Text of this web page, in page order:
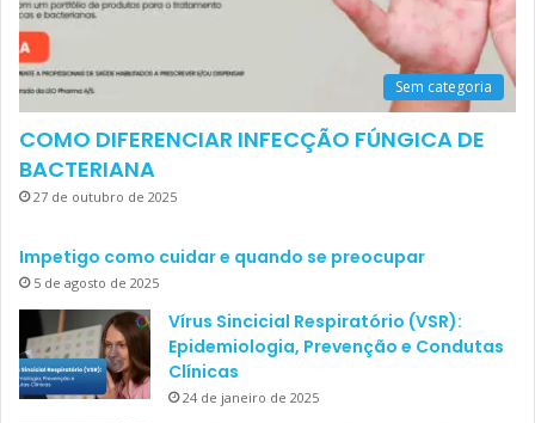
Sem categoria
COMO DIFERENCIAR INFECÇÃO FÚNGICA DE
BACTERIANA
27 de outubro de 2025
Impetigo como cuidar e quando se preocupar
5 de agosto de 2025
Vírus Sincicial Respiratório (VSR):
Epidemiologia, Prevenção e Condutas
Clínicas
24 de janeiro de 2025